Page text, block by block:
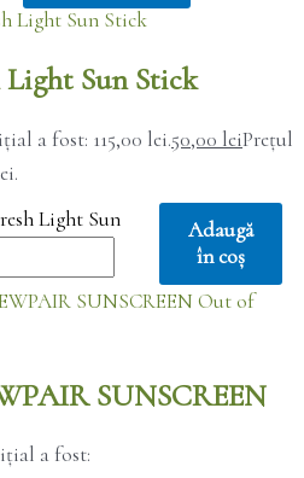
Sun Stick
a fost: 115,00 lei.50,00 leiPrețul
Light Sun
Adaugă
în coș
Out of
SUNSCREEN
a fost: